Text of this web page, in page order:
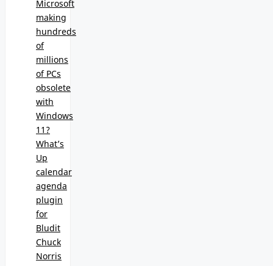
Microsoft
making
hundreds
of
millions
of PCs
obsolete
with
Windows
11?
What’s
Up
calendar
agenda
plugin
for
Bludit
Chuck
Norris